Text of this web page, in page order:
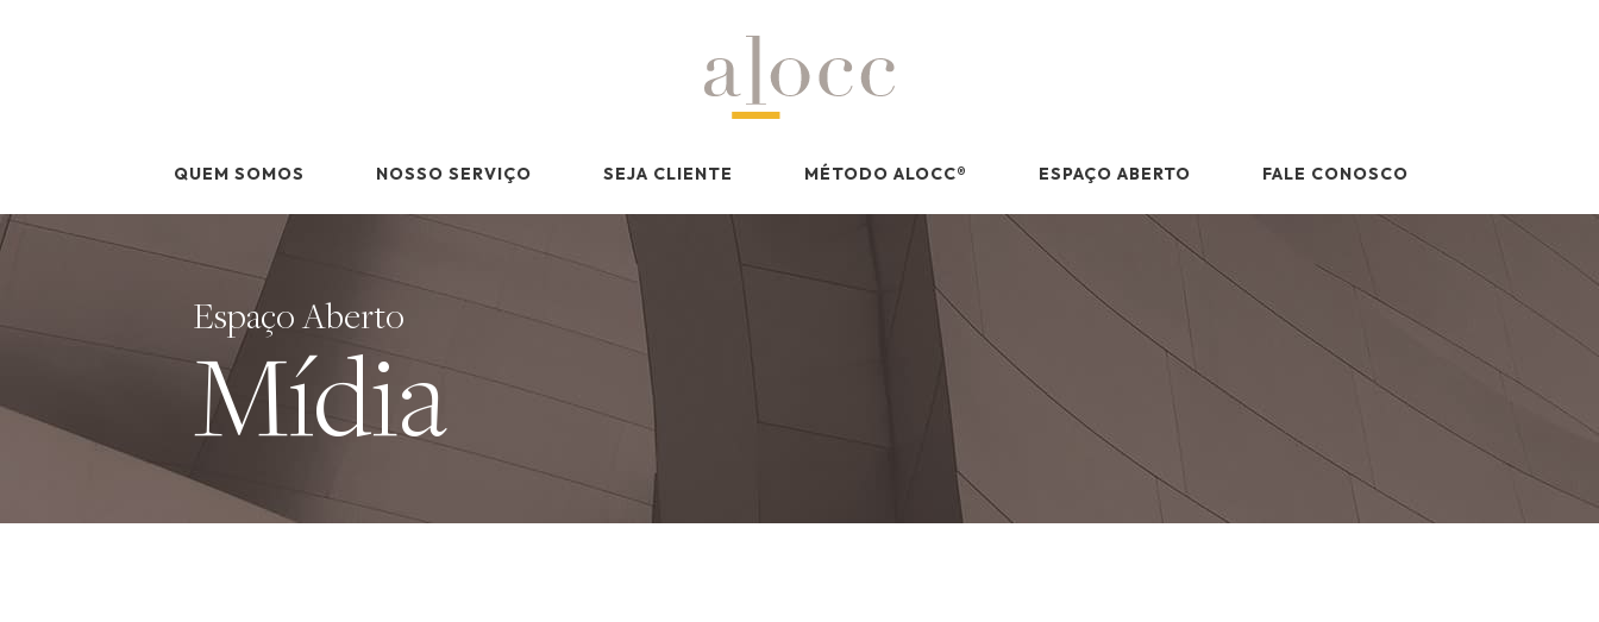
QUEM SOMOS NOSSO SERVIÇO SEJA CLIENTE MÉTODO ALOCC® ESPAÇO ABERTO FALE CONOSCO
Espaço Aberto
Mídia